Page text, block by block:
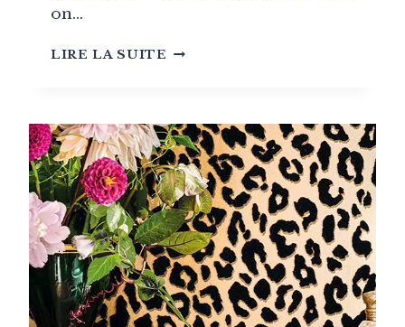
on…
LIRE LA SUITE QU’EST
TENTURE
MURALE
?
LE
VRAI
DU
FAUX
EXPLIQUÉ
PAR
UNE
PROFESSIONNELLE